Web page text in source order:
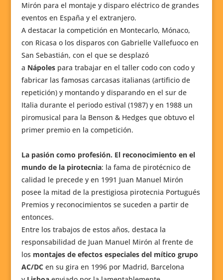
Mirón para el montaje y disparo eléctrico de grandes
eventos en España y el extranjero.
A destacar la competición en Montecarlo, Mónaco,
con Ricasa o los disparos con Gabrielle Vallefuoco en
San Sebastián, con el que se desplazó
a Nápoles para trabajar en el taller codo con codo y
fabricar las famosas carcasas italianas (artificio de
repetición) y montando y disparando en el sur de
Italia durante el periodo estival (1987) y en 1988 un
piromusical para la Benson & Hedges que obtuvo el
primer premio en la competición.
La pasión como profesión. El reconocimiento en el
mundo de la pirotecnia: la fama de pirotécnico de
calidad le precede y en 1991 Juan Manuel Mirón
posee la mitad de la prestigiosa pirotecnia Portugués
Premios y reconocimientos se suceden a partir de
entonces.
Entre los trabajos de estos años, destaca la
responsabilidad de Juan Manuel Mirón al frente de
los montajes de efectos especiales del mítico grupo
AC/DC en su gira en 1996 por Madrid, Barcelona